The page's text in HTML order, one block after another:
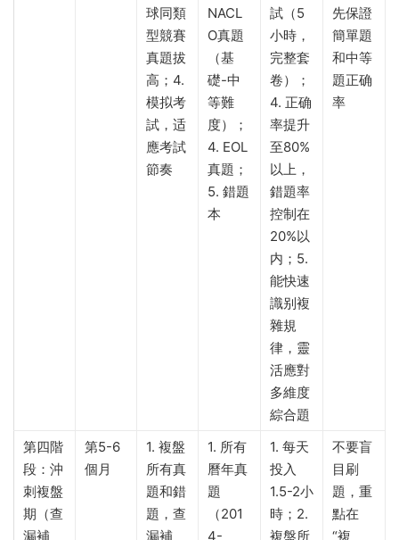
球同類
型競賽
真題拔
高；4.
模拟考
試，适
應考試
節奏
NACL
O真題
（基
礎-中
等難
度）；
4. EOL
真題；
5. 錯題
本
試（5
小時，
完整套
卷）；
4. 正确
率提升
至80%
以上，
錯題率
控制在
20%以
内；5.
能快速
識别複
雜規
律，靈
活應對
多維度
綜合題
先保證
簡單題
和中等
題正确
率
第四階
段：沖
刺複盤
期（查
漏補
第5-6
個月
1. 複盤
所有真
題和錯
題，查
漏補
1. 所有
曆年真
題
（201
4-
1. 每天
投入
1.5-2小
時；2.
複盤所
不要盲
目刷
題，重
點在
“複